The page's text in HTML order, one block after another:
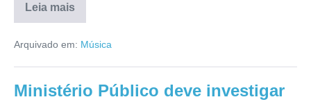
Leia mais
Arquivado em: Música
Ministério Público deve investigar